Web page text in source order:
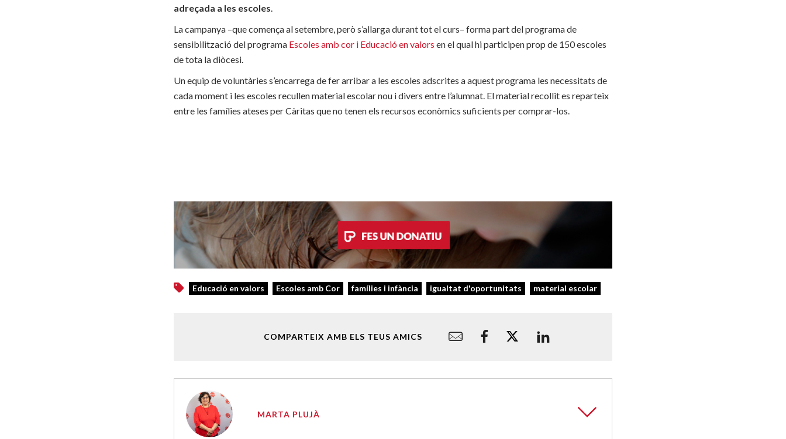
adreçada a les escoles.
La campanya –que comença al setembre, però s’allarga durant tot el curs– forma part del programa de
sensibilització del programa Escoles amb cor i Educació en valors en el qual hi participen prop de 150 escoles
de tota la diòcesi.
Un equip de voluntàries s’encarrega de fer arribar a les escoles adscrites a aquest programa les necessitats de
cada moment i les escoles recullen material escolar nou i divers entre l’alumnat. El material recollit es reparteix
entre les famílies ateses per Càritas que no tenen els recursos econòmics suficients per comprar-los.
Educació en valors Escoles amb Cor famílies i infància igualtat d'oportunitats material escolar
COMPARTEIX AMB ELS TEUS AMICS
MARTA PLUJÀ